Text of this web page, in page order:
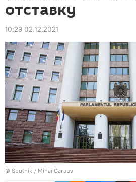
отставку
10:29 02.12.2021
© Sputnik / Mihai Caraus